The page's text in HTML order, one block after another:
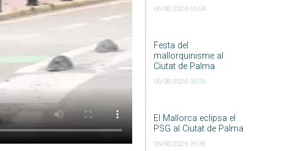
06/08/2026 05:54
Festa del
mallorquinisme al
Ciutat de Palma
06/08/2026 05:50
El Mallorca eclipsa el
PSG al Ciutat de Palma
06/08/2026 05:36